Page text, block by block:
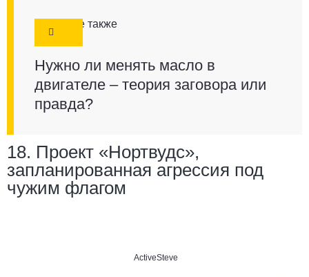
Смотрите также
Нужно ли менять масло в
двигателе – теория заговора или
правда?
18. Проект «Нортвудс»,
запланированная агрессия под
чужим флагом
ActiveSteve